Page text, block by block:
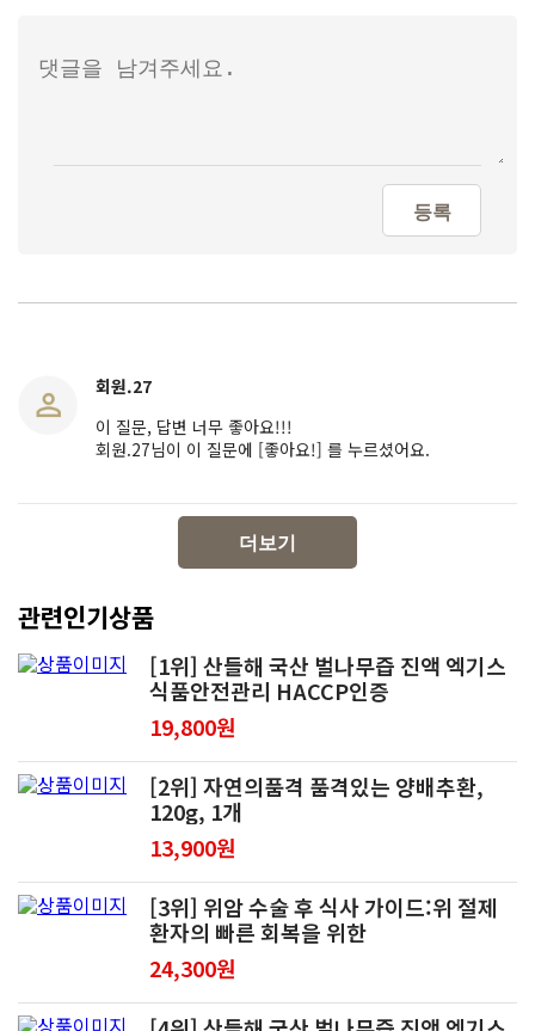
등록
회원.27
이 질문, 답변 너무 좋아요!!!
회원.27님이 이 질문에 [좋아요!] 를 누르셨어요.
더보기
관련인기상품
[1위] 산들해 국산 벌나무즙 진액 엑기스
식품안전관리 HACCP인증
19,800원
[2위] 자연의품격 품격있는 양배추환,
120g, 1개
13,900원
[3위] 위암 수술 후 식사 가이드:위 절제
환자의 빠른 회복을 위한
24,300원